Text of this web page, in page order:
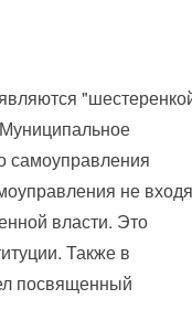
самоуправления
не
власти. Это
Также в
посвященный